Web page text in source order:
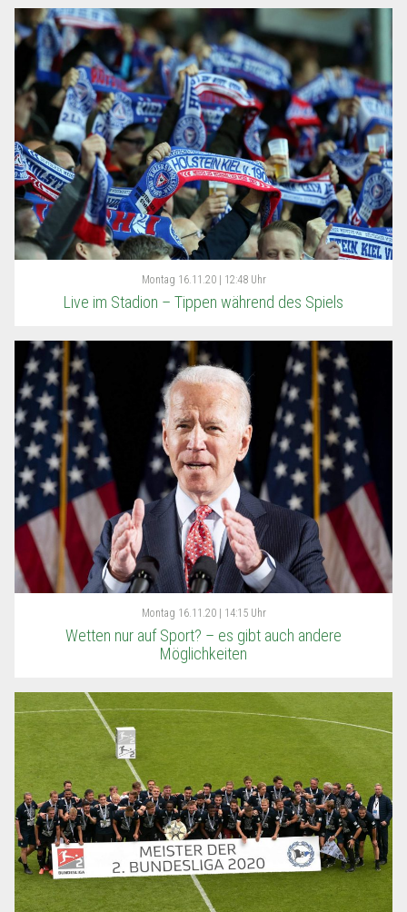
Montag 16.11.20 | 12:48 Uhr
Live im Stadion – Tippen während des Spiels
Montag 16.11.20 | 14:15 Uhr
Wetten nur auf Sport? – es gibt auch andere
Möglichkeiten